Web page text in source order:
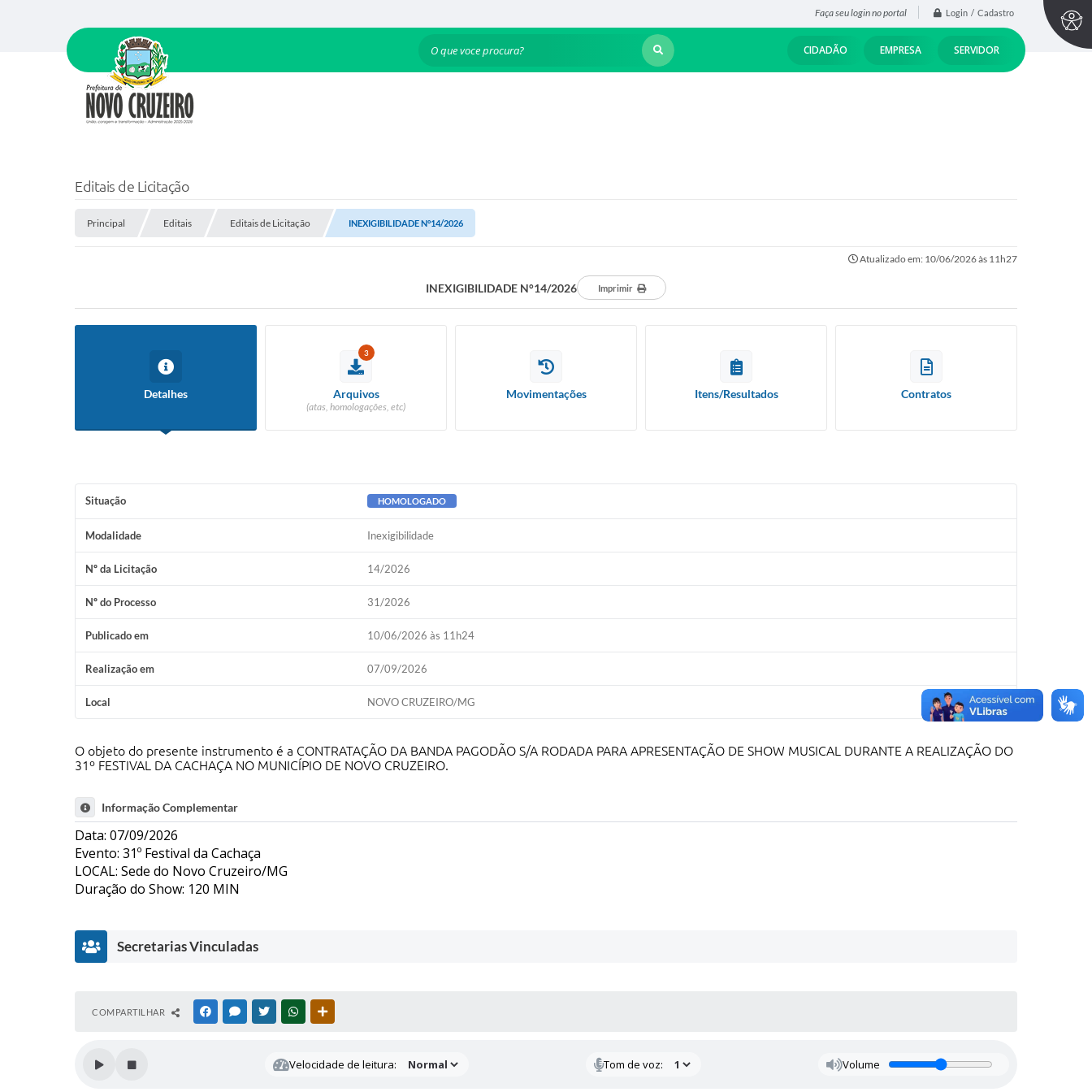
Faça seu login no portal Login / Cadastro
O que voce procura? CIDADÃO EMPRESA SERVIDOR
Editais de Licitação
Principal Editais Editais de Licitação INEXIGIBILIDADE N°14/2026
Atualizado em: 10/06/2026 às 11h27
INEXIGIBILIDADE N°14/2026 Imprimir
Detalhes
3
Arquivos
(atas, homologações, etc)
Movimentações Itens/Resultados Contratos
Situação HOMOLOGADO
Modalidade Inexigibilidade
Nº da Licitação 14/2026
Nº do Processo 31/2026
Publicado em 10/06/2026 às 11h24
Realização em 07/09/2026
Local NOVO CRUZEIRO/MG
O objeto do presente instrumento é a CONTRATAÇÃO DA BANDA PAGODÃO S/A RODADA PARA APRESENTAÇÃO DE SHOW MUSICAL DURANTE A REALIZAÇÃO DO
31º FESTIVAL DA CACHAÇA NO MUNICÍPIO DE NOVO CRUZEIRO.
Informação Complementar
Data: 07/09/2026
Evento: 31º Festival da Cachaça
LOCAL: Sede do Novo Cruzeiro/MG
Duração do Show: 120 MIN
Secretarias Vinculadas
d
COMPARTILHAR FACEBOOKMESSENGER
TWITTERWHATSAPP
Velocidade de leitura: Tom de voz: Volume